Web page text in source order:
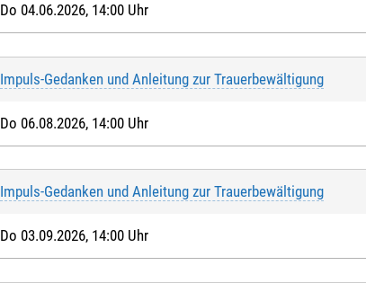
Do 04.06.2026, 14:00 Uhr
Impuls-Gedanken und Anleitung zur Trauerbewältigung
Do 06.08.2026, 14:00 Uhr
Impuls-Gedanken und Anleitung zur Trauerbewältigung
Do 03.09.2026, 14:00 Uhr